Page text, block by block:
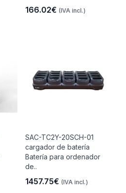
166.02€ (IVA incl.)
SAC-TC2Y-20SCH-01
cargador de batería
Batería para ordenador
de..
1457.75€ (IVA incl.)